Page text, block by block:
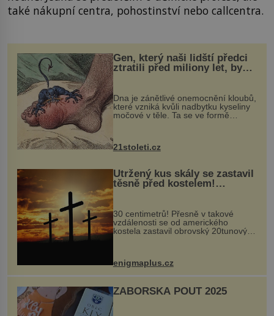
také nákupní centra, pohostinství nebo callcentra.
Gen, který naši lidští předci
ztratili před miliony let, by
mohl pomoci s léčbou
„nemoci králů“
Dna je zánětlivé onemocnění kloubů,
které vzniká kvůli nadbytku kyseliny
močové v těle. Ta se ve formě
nohou, a způsobuje bole...
21stoleti.cz
Utržený kus skály se zastavil
těsně před kostelem!
Ochránila ho boží síla?
30 centimetrů! Přesně v takové
vzdálenosti se od amerického
kostela zastavil obrovský 20tunový
...
enigmaplus.cz
ZÁBOŘSKÁ POUŤ 2025